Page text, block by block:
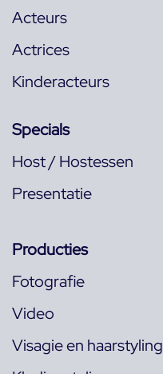
Acteurs
Actrices
Kinderacteurs
Specials
Host / Hostessen
Presentatie
Producties
Fotografie
Video
Visagie en haarstyling